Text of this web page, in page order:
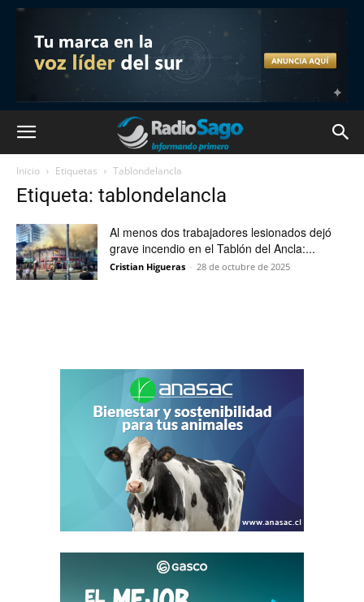
Inicio Etiquetas Tablondelancla
Etiqueta: tablondelancla
Al menos dos trabajadores lesionados dejó
grave incendio en el Tablón del Ancla:...
Cristian Higueras - 28 de octubre de 2025